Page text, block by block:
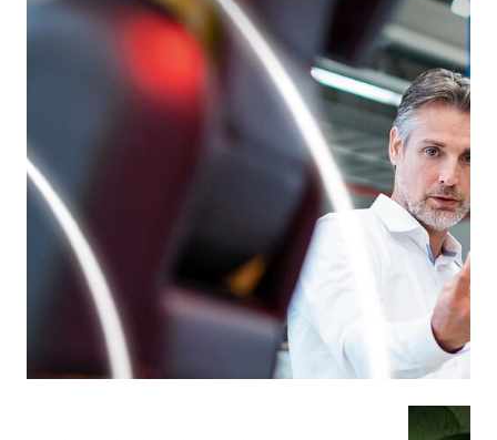
müşterilerimizin tasarım ekibiyle
birlikte çalıştığımız teknoloji
günlerimizdir.
Daha fazlası